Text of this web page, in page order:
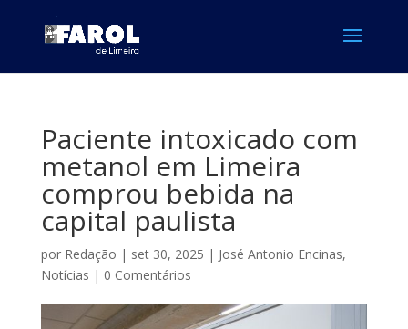
Paciente intoxicado com
metanol em Limeira
comprou bebida na
capital paulista
por Redação | set 30, 2025 | José Antonio Encinas,
Notícias | 0 Comentários